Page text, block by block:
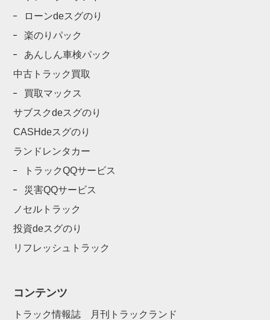
ローンdeスグのり
楽のりパック
あんしん車検パック
中古トラック買取
買取マックス
サブスクdeスグのり
CASHdeスグのり
ランドレンタカー
トラックQQサービス
災害QQサービス
ノセルトラック
投資deスグのり
リフレッシュトラック
コンテンツ
トラック情報誌 月刊トラックランド